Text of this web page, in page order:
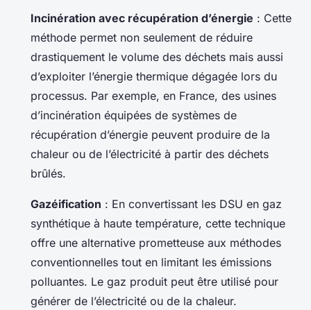
Incinération avec récupération d’énergie : Cette
méthode permet non seulement de réduire
drastiquement le volume des déchets mais aussi
d’exploiter l’énergie thermique dégagée lors du
processus. Par exemple, en France, des usines
d’incinération équipées de systèmes de
récupération d’énergie peuvent produire de la
chaleur ou de l’électricité à partir des déchets
brûlés.
Gazéification : En convertissant les DSU en gaz
synthétique à haute température, cette technique
offre une alternative prometteuse aux méthodes
conventionnelles tout en limitant les émissions
polluantes. Le gaz produit peut être utilisé pour
générer de l’électricité ou de la chaleur.